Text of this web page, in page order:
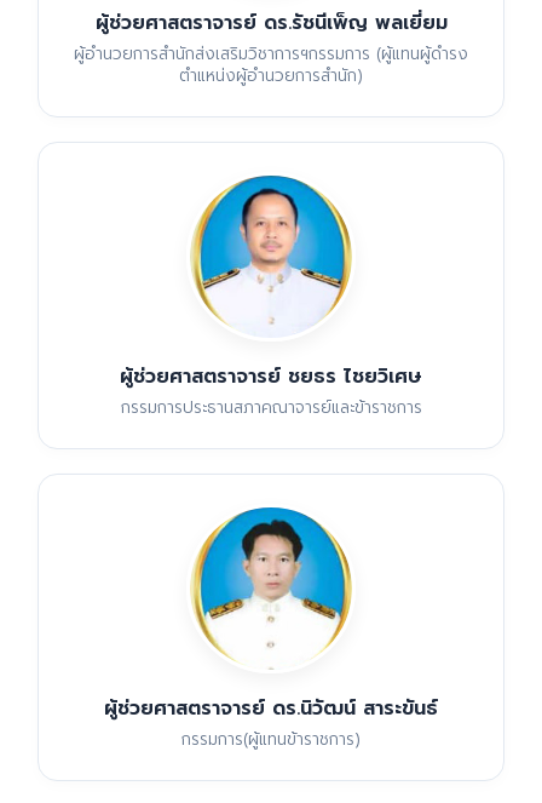
ผู้ช่วยศาสตราจารย์ ดร.รัชนีเพ็ญ พลเยี่ยม
ผู้อำนวยการสำนักส่งเสริมวิชาการฯกรรมการ (ผู้แทนผู้ดำรง
ตำแหน่งผู้อำนวยการสำนัก)
ผู้ช่วยศาสตราจารย์ ชยธร ไชยวิเศษ
กรรมการประธานสภาคณาจารย์และข้าราชการ
ผู้ช่วยศาสตราจารย์ ดร.นิวัฒน์ สาระขันธ์
กรรมการ(ผู้แทนข้าราชการ)